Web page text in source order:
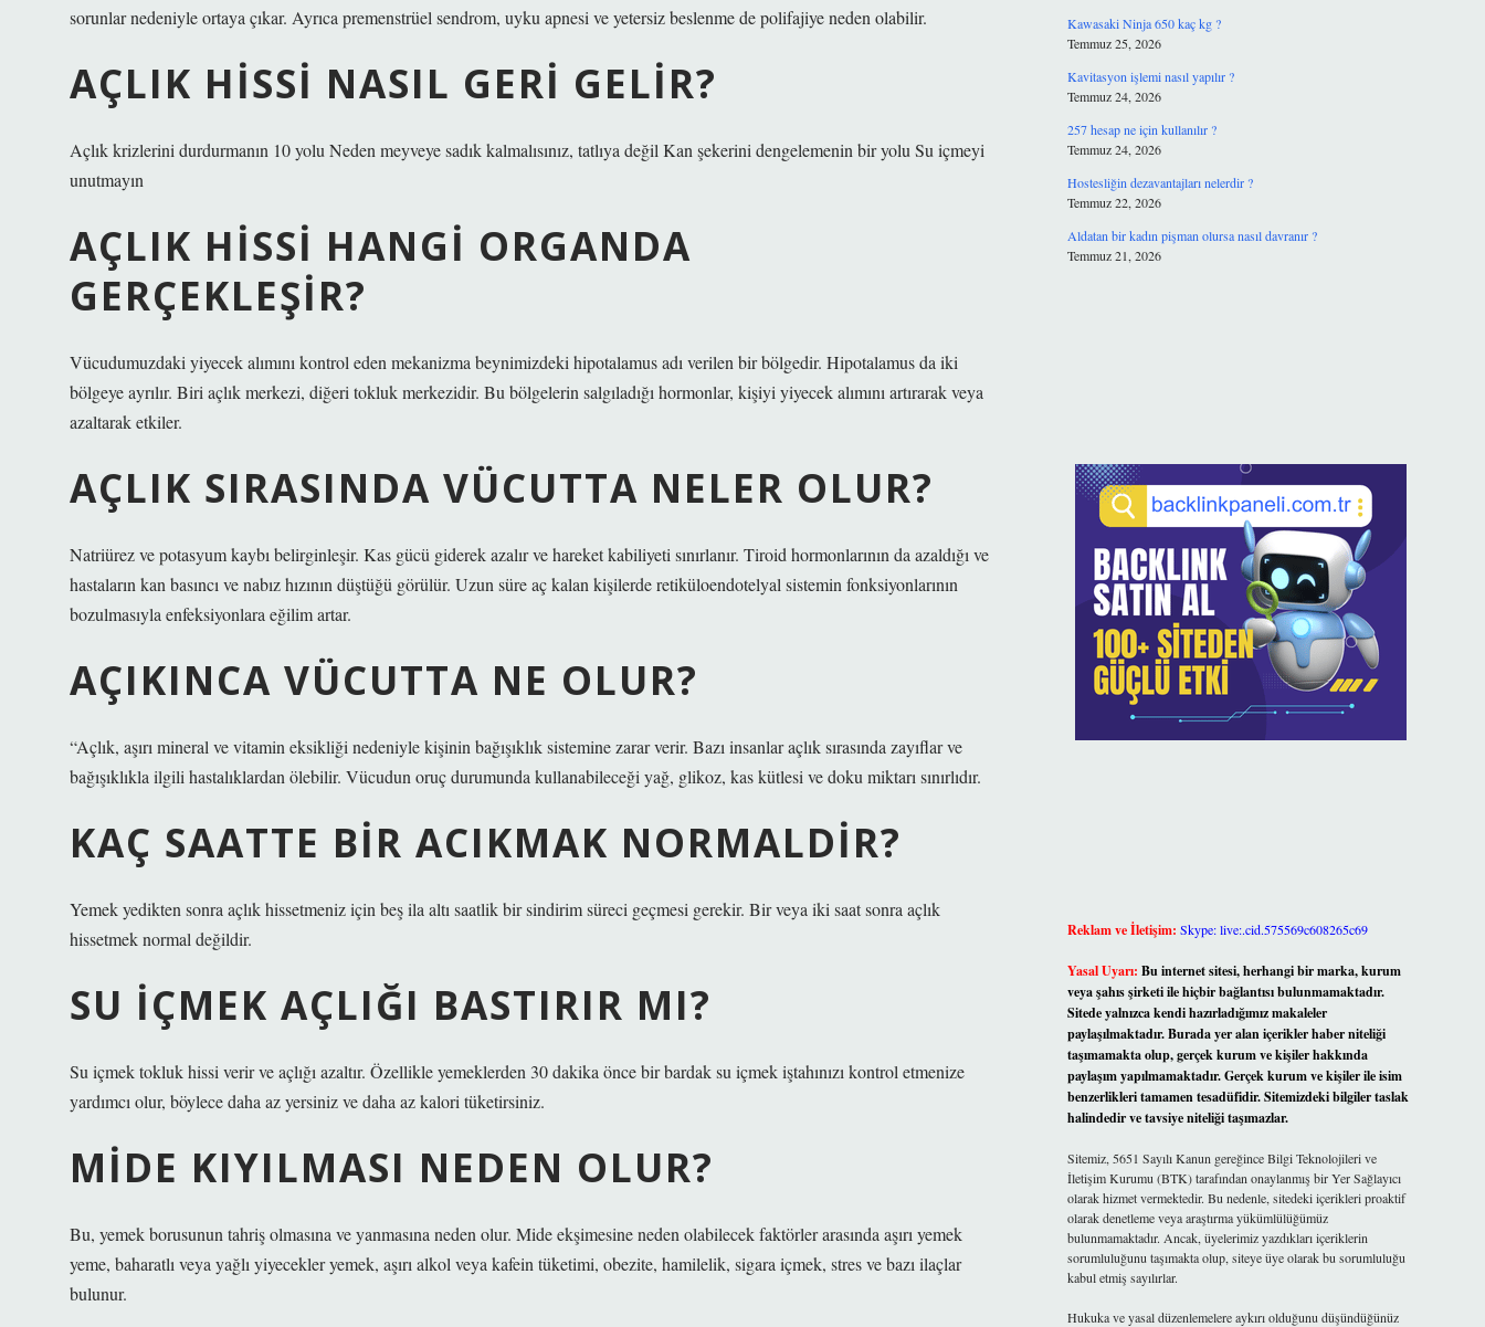
sorunlar nedeniyle ortaya çıkar. Ayrıca premenstrüel sendrom, uyku apnesi ve yetersiz beslenme de polifajiye neden olabilir.
AÇLIK HISSI NASIL GERI GELIR?
Açlık krizlerini durdurmanın 10 yolu Neden meyveye sadık kalmalısınız, tatlıya değil Kan şekerini dengelemenin bir yolu Su içmeyi
unutmayın
AÇLIK HISSI HANGI ORGANDA
GERÇEKLEŞIR?
Vücudumuzdaki yiyecek alımını kontrol eden mekanizma beynimizdeki hipotalamus adı verilen bir bölgedir. Hipotalamus da iki
bölgeye ayrılır. Biri açlık merkezi, diğeri tokluk merkezidir. Bu bölgelerin salgıladığı hormonlar, kişiyi yiyecek alımını artırarak veya
azaltarak etkiler.
AÇLIK SIRASINDA VÜCUTTA NELER OLUR?
Natriürez ve potasyum kaybı belirginleşir. Kas gücü giderek azalır ve hareket kabiliyeti sınırlanır. Tiroid hormonlarının da azaldığı ve
hastaların kan basıncı ve nabız hızının düştüğü görülür. Uzun süre aç kalan kişilerde retiküloendotelyal sistemin fonksiyonlarının
bozulmasıyla enfeksiyonlara eğilim artar.
AÇIKINCA VÜCUTTA NE OLUR?
“Açlık, aşırı mineral ve vitamin eksikliği nedeniyle kişinin bağışıklık sistemine zarar verir. Bazı insanlar açlık sırasında zayıflar ve
bağışıklıkla ilgili hastalıklardan ölebilir. Vücudun oruç durumunda kullanabileceği yağ, glikoz, kas kütlesi ve doku miktarı sınırlıdır.
KAÇ SAATTE BIR ACIKMAK NORMALDIR?
Yemek yedikten sonra açlık hissetmeniz için beş ila altı saatlik bir sindirim süreci geçmesi gerekir. Bir veya iki saat sonra açlık
hissetmek normal değildir.
SU IÇMEK AÇLIĞI BASTIRIR MI?
Su içmek tokluk hissi verir ve açlığı azaltır. Özellikle yemeklerden 30 dakika önce bir bardak su içmek iştahınızı kontrol etmenize
yardımcı olur, böylece daha az yersiniz ve daha az kalori tüketirsiniz.
MIDE KIYILMASI NEDEN OLUR?
Bu, yemek borusunun tahriş olmasına ve yanmasına neden olur. Mide ekşimesine neden olabilecek faktörler arasında aşırı yemek
yeme, baharatlı veya yağlı yiyecekler yemek, aşırı alkol veya kafein tüketimi, obezite, hamilelik, sigara içmek, stres ve bazı ilaçlar
bulunur.
Kawasaki Ninja 650 kaç kg ?
Temmuz 25, 2026
Kavitasyon işlemi nasıl yapılır ?
Temmuz 24, 2026
257 hesap ne için kullanılır ?
Temmuz 24, 2026
Hostesliğin dezavantajları nelerdir ?
Temmuz 22, 2026
Aldatan bir kadın pişman olursa nasıl davranır ?
Temmuz 21, 2026
Reklam ve İletişim: Skype: live:.cid.575569c608265c69
Yasal Uyarı: Bu internet sitesi, herhangi bir marka, kurum
veya şahıs şirketi ile hiçbir bağlantısı bulunmamaktadır.
Sitede yalnızca kendi hazırladığımız makaleler
paylaşılmaktadır. Burada yer alan içerikler haber niteliği
taşımamakta olup, gerçek kurum ve kişiler hakkında
paylaşım yapılmamaktadır. Gerçek kurum ve kişiler ile isim
benzerlikleri tamamen tesadüfidir. Sitemizdeki bilgiler taslak
halindedir ve tavsiye niteliği taşımazlar.
Sitemiz, 5651 Sayılı Kanun gereğince Bilgi Teknolojileri ve
İletişim Kurumu (BTK) tarafından onaylanmış bir Yer Sağlayıcı
olarak hizmet vermektedir. Bu nedenle, sitedeki içerikleri proaktif
olarak denetleme veya araştırma yükümlülüğümüz
bulunmamaktadır. Ancak, üyelerimiz yazdıkları içeriklerin
sorumluluğunu taşımakta olup, siteye üye olarak bu sorumluluğu
kabul etmiş sayılırlar.
Hukuka ve yasal düzenlemelere aykırı olduğunu düşündüğünüz